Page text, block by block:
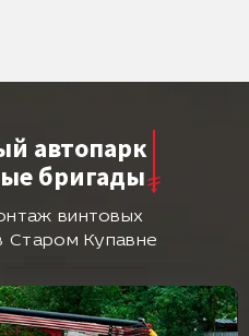
автопарк
бригады
винтовых
Старом Купавне